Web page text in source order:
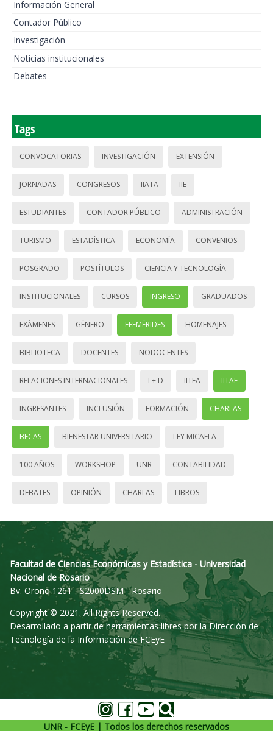
Información General
Contador Público
Investigación
Noticias institucionales
Debates
Tags
CONVOCATORIAS INVESTIGACIÓN EXTENSIÓN
JORNADAS CONGRESOS IIATA IIE
ESTUDIANTES CONTADOR PÚBLICO ADMINISTRACIÓN
TURISMO ESTADÍSTICA ECONOMÍA CONVENIOS
POSGRADO POSTÍTULOS CIENCIA Y TECNOLOGÍA
INSTITUCIONALES CURSOS INGRESO GRADUADOS
EXÁMENES GÉNERO EFEMÉRIDES HOMENAJES
BIBLIOTECA DOCENTES NODOCENTES
RELACIONES INTERNACIONALES I + D IITEA IITAE
INGRESANTES INCLUSIÓN FORMACIÓN CHARLAS
BECAS BIENESTAR UNIVERSITARIO LEY MICAELA
100 AÑOS WORKSHOP UNR CONTABILIDAD
DEBATES OPINIÓN CHARLAS LIBROS
Facultad de Ciencias Económicas y Estadística - Universidad
Nacional de Rosario
Bv. Oroño 1261 - S2000DSM - Rosario
Copyright © 2021. All Rights Reserved.
Desarrollado a partir de herramientas libres por la Dirección de
Tecnología de la Información de FCEyE
UNR - FCEyE | Todos los derechos reservados